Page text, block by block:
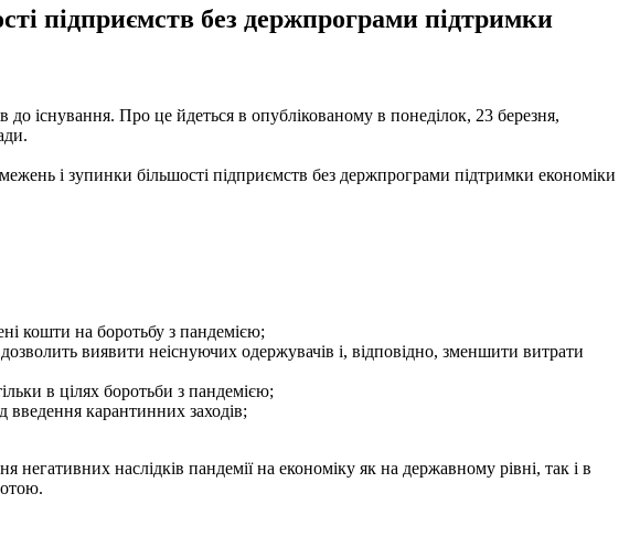
підприємств без держпрограми підтримки
до існування. Про це йдеться в опублікованому в понеділок, 23 березня,
і зупинки більшості підприємств без держпрограми підтримки економіки
кошти на боротьбу з пандемією;
виявити неіснуючих одержувачів і, відповідно, зменшити витрати
в цілях боротьби з пандемією;
введення карантинних заходів;
наслідків пандемії на економіку як на державному рівні, так і в